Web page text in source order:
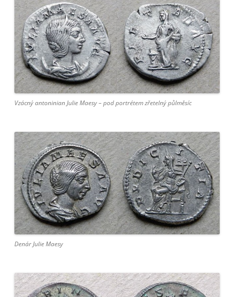
Vzácný antoninian Julie Maesy – pod portrétem zřetelný půlměsíc
Denár Julie Maesy